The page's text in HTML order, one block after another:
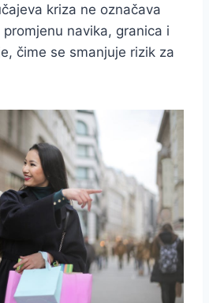
kriza ne označava
navika, granica i
čime se smanjuje rizik za